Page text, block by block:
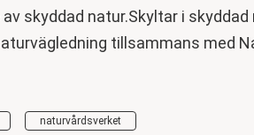
skyddad natur.Skyltar i skyddad
tillsammans med
naturvårdsverket